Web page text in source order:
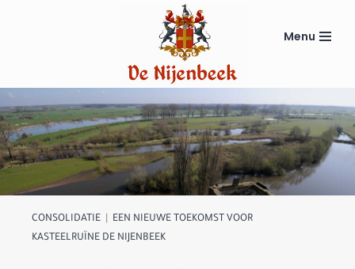
Menu
CONSOLIDATIE
EEN NIEUWE TOEKOMST VOOR
KASTEELRUÏNE DE NIJENBEEK